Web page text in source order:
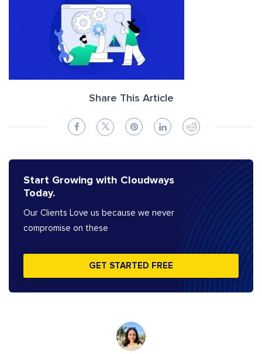
Share This Article
Start Growing with Cloudways
Today.
Our Clients Love us because we never
compromise on these
GET STARTED FREE